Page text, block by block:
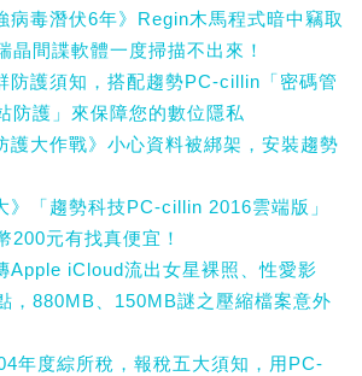
病毒潛伏6年》Regin木馬程式暗中竊取
晶間諜軟體一度掃描不出來！
防護須知，搭配趨勢PC-cillin「密碼管
防護」來保障您的數位隱私
護大作戰》小心資料被綁架，安裝趨勢
》「趨勢科技PC-cillin 2016雲端版」
200元有找真便宜！
Apple iCloud流出女星裸照、性愛影
，880MB、150MB謎之壓縮檔案意外
年度綜所稅，報稅五大須知，用PC-